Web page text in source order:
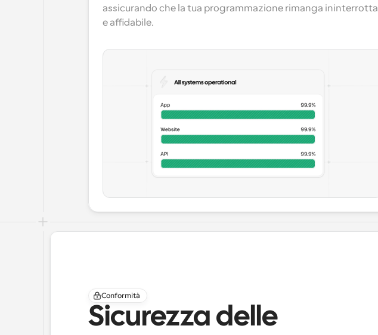
assicurando che la tua programmazione rimanga ininterrotta
e affidabile.
Conformità
Sicurezza delle